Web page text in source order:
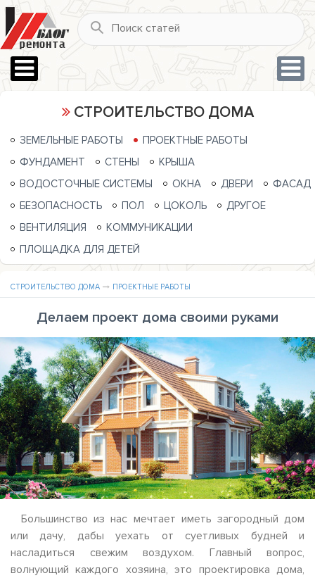
СТРОИТЕЛЬСТВО ДОМА
ЗЕМЕЛЬНЫЕ РАБОТЫ
ПРОЕКТНЫЕ РАБОТЫ
ФУНДАМЕНТ
СТЕНЫ
КРЫША
ВОДОСТОЧНЫЕ СИСТЕМЫ
ОКНА ДВЕРИ
ФАСАД
БЕЗОПАСНОСТЬ
ПОЛ ЦОКОЛЬ
ДРУГОЕ
ВЕНТИЛЯЦИЯ
КОММУНИКАЦИИ
ПЛОЩАДКА ДЛЯ ДЕТЕЙ
СТРОИТЕЛЬСТВО ДОМА ПРОЕКТНЫЕ РАБОТЫ
Делаем проект дома своими руками
Большинство из нас мечтает иметь загородный дом
или дачу, дабы уехать от суетливых будней и
насладиться свежим воздухом. Главный вопрос,
волнующий каждого хозяина, это проектировка дома,